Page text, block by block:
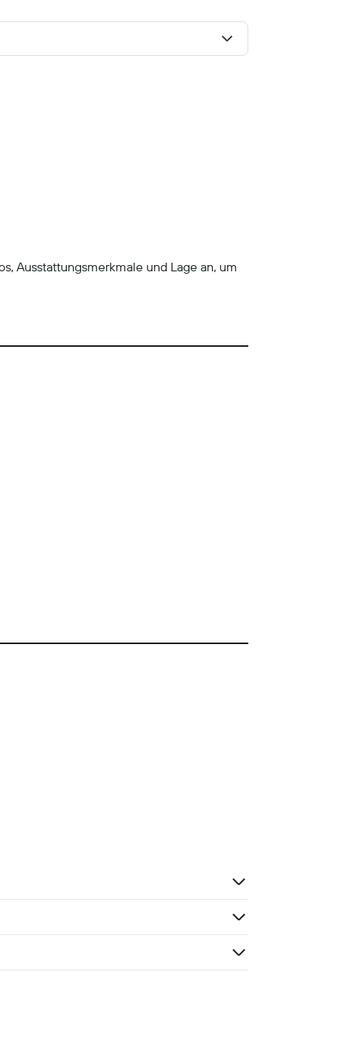
Ausstattungsmerkmale und Lage an, um